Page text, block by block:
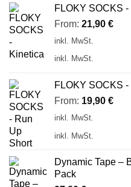
FLOKY SOCKS
From: 21,90 €
inkl. MwSt.
inkl. MwSt.
FLOKY SOCKS
From: 19,90 €
inkl. MwSt.
inkl. MwSt.
Dynamic Tape –
Pack